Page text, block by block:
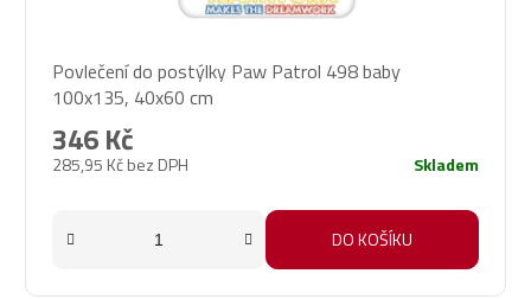
Povlečení do postýlky Paw Patrol 498 baby
100x135, 40x60 cm
285,95 Kč bez DPH
346 Kč
Skladem
DO KOŠÍKU